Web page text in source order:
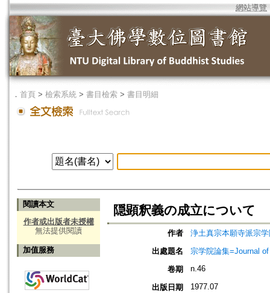
網站導覽
． 首頁 > 檢索系統 > 書目檢索 > 書目明細
閱讀本文
作者或出版者未授權
無法提供閱讀
加值服務
隠顕釈義の成立について
作者
浄土真宗本願寺派宗
出處題名
宗学院論集=Journal
卷期
n.46
出版日期 1977.07